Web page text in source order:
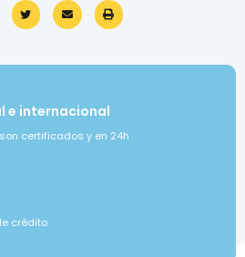
e internacional
certificados y en 24h
crédito